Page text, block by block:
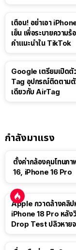
เตือน! อย่าเอา
เย็น เพื่อระบายความร้
คำแนะนำใน TikTok
Google เตรียมเปิดตั
Tag อุปกรณ์ติดตามตั
เดียวกับ AirTag
กำลังมาแรง
ตั้งค่ากล้องคุมโทนภ
16, iPhone 16 Pro
Apple กวาดล้างคลิป
iPhone 18 Pro หลัง
Drop Test ปลิวหาย